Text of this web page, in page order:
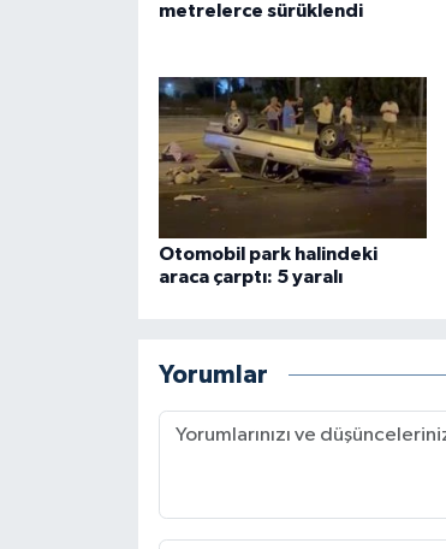
metrelerce sürüklendi
Otomobil park halindeki
araca çarptı: 5 yaralı
Yorumlar